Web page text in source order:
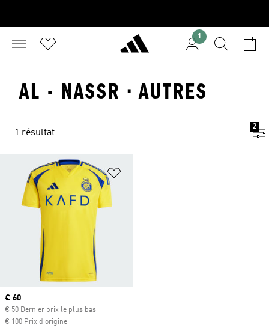
1
AL - NASSR · AUTRES
1 résultat
2
Prix actuel
€ 60
€ 50 Dernier prix le plus bas
€ 100 Prix d'origine